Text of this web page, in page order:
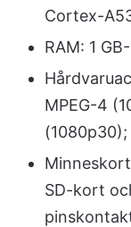
Cortex-
RAM: 1
MPEG-4
SD-kort